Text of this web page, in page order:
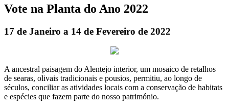
Vote na Planta do Ano 2022
17 de Janeiro a 14 de Fevereiro de 2022
A ancestral paisagem do Alentejo interior, um mosaico de retalhos
de searas, olivais tradicionais e pousios, permitiu, ao longo de
séculos, conciliar as atividades locais com a conservação de habitats
e espécies que fazem parte do nosso património.